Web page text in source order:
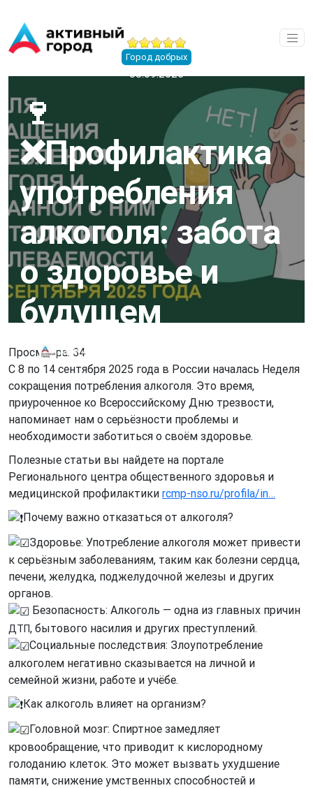
Город добрых
08.09.2025
🍷
❌Профилактика
употребления
алкоголя: забота
о здоровье и
будущем
МКУ «Координационный центр «Активный город»
Просмотра: 34
С 8 по 14 сентября 2025 года в России началась Неделя
сокращения потребления алкоголя. Это время,
приуроченное ко Всероссийскому Дню трезвости,
напоминает нам о серьёзности проблемы и
необходимости заботиться о своём здоровье.
Полезные статьи вы найдете на портале
Регионального центра общественного здоровья и
медицинской профилактики rcmp-nso.ru/profila/in…
Почему важно отказаться от алкоголя?
Здоровье: Употребление алкоголя может привести
к серьёзным заболеваниям, таким как болезни сердца,
печени, желудка, поджелудочной железы и других
органов.
Безопасность: Алкоголь — одна из главных причин
ДТП, бытового насилия и других преступлений.
Социальные последствия: Злоупотребление
алкоголем негативно сказывается на личной и
семейной жизни, работе и учёбе.
Как алкоголь влияет на организм?
Головной мозг: Спиртное замедляет
кровообращение, что приводит к кислородному
голоданию клеток. Это может вызвать ухудшение
памяти, снижение умственных способностей и